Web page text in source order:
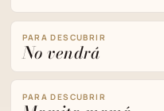
PARA DESCUBRIR
No vendrá
PARA DESCUBRIR